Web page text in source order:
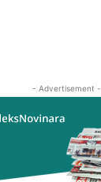
- Advertisement -